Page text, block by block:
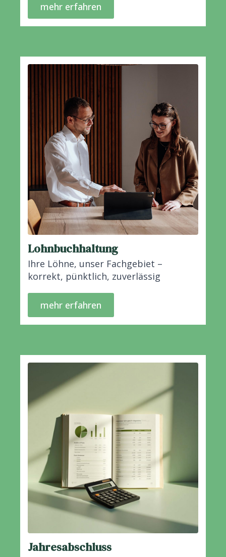
mehr erfahren
Lohnbuchhaltung
Ihre Löhne, unser Fachgebiet –
korrekt, pünktlich, zuverlässig
mehr erfahren
Jahresabschluss